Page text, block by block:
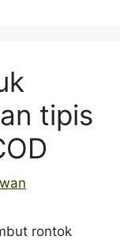
tipis
rontok